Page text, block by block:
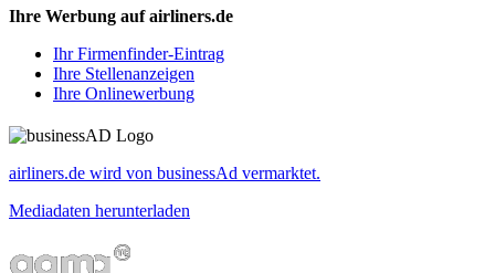
Ihre Werbung auf airliners.de
Ihr Firmenfinder-Eintrag
Ihre Stellenanzeigen
Ihre Onlinewerbung
airliners.de wird von businessAd vermarktet.
Mediadaten herunterladen